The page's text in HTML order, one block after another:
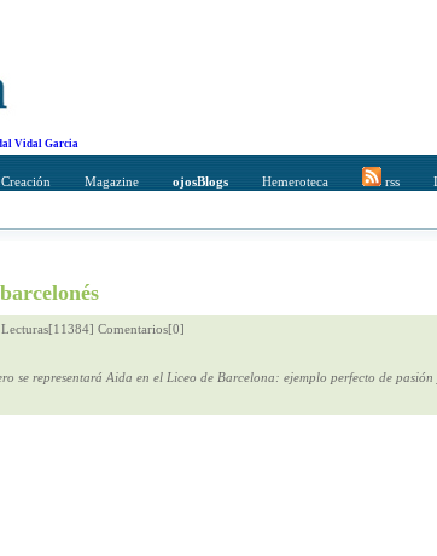
Vidal Garcia
Creación Magazine ojosBlogs Hemeroteca rss
Lecturas[11384] Comentarios[0]
se representará Aida en el Liceo de Barcelona: ejemplo perfecto de pasión